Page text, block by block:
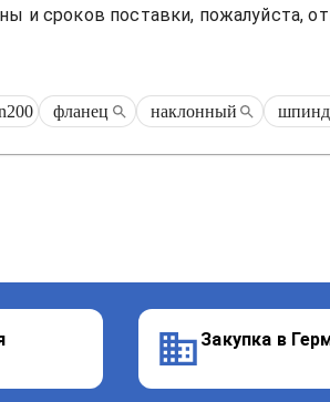
и сроков поставки, пожалуйста,
фланец наклонный
Закупка в